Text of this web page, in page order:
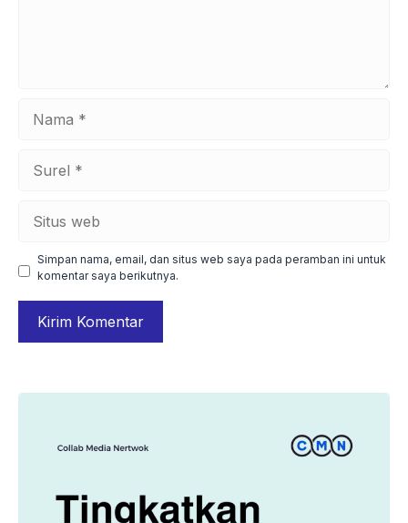
Simpan nama, email, dan situs web saya pada peramban ini untuk
komentar saya berikutnya.